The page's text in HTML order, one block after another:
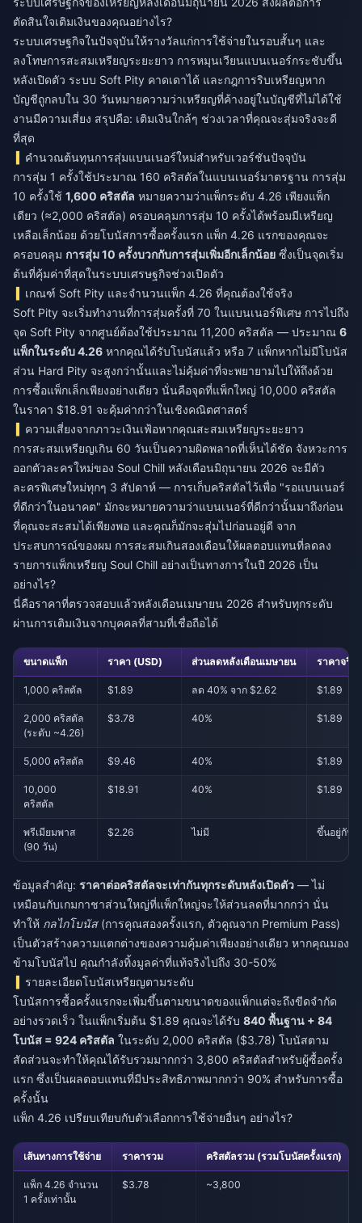
ตัดสินใจเติมเงินของคุณอย่างไร?
ระบบเศรษฐกิจในปัจจุบันให้รางวัลแก่การใช้จ่ายในรอบสั้นๆ และ
ลงโทษการสะสมเหรียญระยะยาว การหมุนเวียนแบนเนอร์กระชับขึ้น
หลังเปิดตัว ระบบ Soft Pity คาดเดาได้ และกฎการริบเหรียญหาก
บัญชีถูกลบใน 30 วันหมายความว่าเหรียญที่ค้างอยู่ในบัญชีที่ไม่ได้ใช้
งานมีความเสี่ยง สรุปคือ: เติมเงินใกล้ๆ ช่วงเวลาที่คุณจะสุ่มจริงจะดี
ที่สุด
คำนวณต้นทุนการสุ่มแบนเนอร์ใหม่สำหรับเวอร์ชันปัจจุบัน
การสุ่ม 1 ครั้งใช้ประมาณ 160 คริสตัลในแบนเนอร์มาตรฐาน การสุ่ม
10 ครั้งใช้ 1,600 คริสตัล หมายความว่าแพ็กระดับ 4.26 เพียงแพ็ก
เดียว (≈2,000 คริสตัล) ครอบคลุมการสุ่ม 10 ครั้งได้พร้อมมีเหรียญ
เหลือเล็กน้อย ด้วยโบนัสการซื้อครั้งแรก แพ็ก 4.26 แรกของคุณจะ
ครอบคลุม การสุ่ม 10 ครั้งบวกกับการสุ่มเพิ่มอีกเล็กน้อย ซึ่งเป็นจุดเริ่ม
ต้นที่คุ้มค่าที่สุดในระบบเศรษฐกิจช่วงเปิดตัว
เกณฑ์ Soft Pity และจำนวนแพ็ก 4.26 ที่คุณต้องใช้จริง
Soft Pity จะเริ่มทำงานที่การสุ่มครั้งที่ 70 ในแบนเนอร์พิเศษ การไปถึง
จุด Soft Pity จากศูนย์ต้องใช้ประมาณ 11,200 คริสตัล — ประมาณ 6
แพ็กในระดับ 4.26 หากคุณได้รับโบนัสแล้ว หรือ 7 แพ็กหากไม่มีโบนัส
ส่วน Hard Pity จะสูงกว่านั้นและไม่คุ้มค่าที่จะพยายามไปให้ถึงด้วย
การซื้อแพ็กเล็กเพียงอย่างเดียว นั่นคือจุดที่แพ็กใหญ่ 10,000 คริสตัล
ในราคา $18.91 จะคุ้มค่ากว่าในเชิงคณิตศาสตร์
ความเสี่ยงจากภาวะเงินเฟ้อหากคุณสะสมเหรียญระยะยาว
การสะสมเหรียญเกิน 60 วันเป็นความผิดพลาดที่เห็นได้ชัด จังหวะการ
ออกตัวละครใหม่ของ Soul Chill หลังเดือนมิถุนายน 2026 จะมีตัว
ละครพิเศษใหม่ทุกๆ 3 สัปดาห์ — การเก็บคริสตัลไว้เพื่อ "รอแบนเนอร์
ที่ดีกว่าในอนาคต" มักจะหมายความว่าแบนเนอร์ที่ดีกว่านั้นมาถึงก่อน
ที่คุณจะสะสมได้เพียงพอ และคุณก็มักจะสุ่มไปก่อนอยู่ดี จาก
ประสบการณ์ของผม การสะสมเกินสองเดือนให้ผลตอบแทนที่ลดลง
รายการแพ็กเหรียญ Soul Chill อย่างเป็นทางการในปี 2026 เป็น
อย่างไร?
นี่คือราคาที่ตรวจสอบแล้วหลังเดือนเมษายน 2026 สำหรับทุกระดับ
ผ่านการเติมเงินจากบุคคลที่สามที่เชื่อถือได้
ขนาดแพ็ก ราคา (USD) ส่วนลดหลังเดือนเมษายน ราคาจริง
1,000 คริสตัล $1.89 ลด 40% จาก $2.62 $1.89
2,000 คริสตัล
(ระดับ ~4.26)
$3.78 40% $1.89
5,000 คริสตัล $9.46 40% $1.89
10,000
คริสตัล
$18.91 40% $1.89
พรีเมียมพาส
(90 วัน)
$2.26 ไม่มี ขึ้นอยู่กับ
ข้อมูลสำคัญ: ราคาต่อคริสตัลจะเท่ากันทุกระดับหลังเปิดตัว — ไม่
เหมือนกับเกมกาชาส่วนใหญ่ที่แพ็กใหญ่จะให้ส่วนลดที่มากกว่า นั่น
ทำให้ กลไกโบนัส(การคูณสองครั้งแรก, ตัวคูณจาก Premium Pass)
เป็นตัวสร้างความแตกต่างของความคุ้มค่าเพียงอย่างเดียว หากคุณมอง
ข้ามโบนัสไป คุณกำลังทิ้งมูลค่าที่แท้จริงไปถึง 30-50%
รายละเอียดโบนัสเหรียญตามระดับ
โบนัสการซื้อครั้งแรกจะเพิ่มขึ้นตามขนาดของแพ็กแต่จะถึงขีดจำกัด
อย่างรวดเร็ว ในแพ็กเริ่มต้น $1.89 คุณจะได้รับ 840 พื้นฐาน + 84
โบนัส = 924 คริสตัล ในระดับ 2,000 คริสตัล ($3.78) โบนัสตาม
สัดส่วนจะทำให้คุณได้รับรวมมากกว่า 3,800 คริสตัลสำหรับผู้ซื้อครั้ง
แรก ซึ่งเป็นผลตอบแทนที่มีประสิทธิภาพมากกว่า 90% สำหรับการซื้อ
ครั้งนั้น
แพ็ก 4.26 เปรียบเทียบกับตัวเลือกการใช้จ่ายอื่นๆ อย่างไร?
เส้นทางการใช้จ่าย ราคารวม คริสตัลรวม (รวมโบนัสครั้งแรก)
แพ็ก 4.26 จำนวน
1 ครั้งเท่านั้น
$3.78 ~3,800